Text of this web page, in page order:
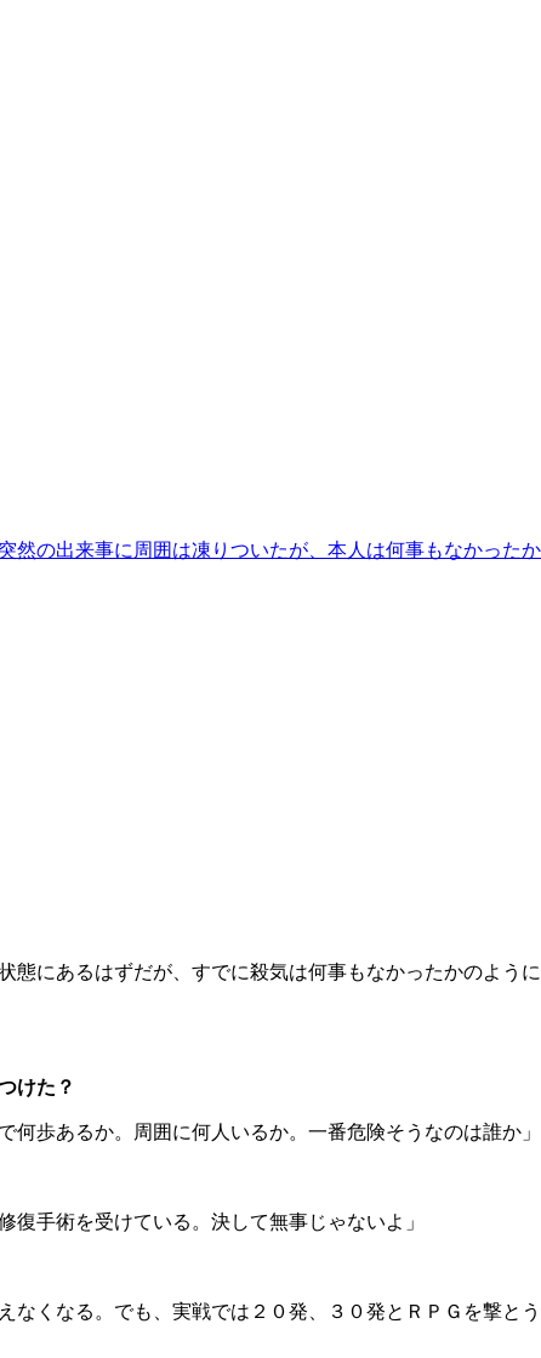
然の出来事に周囲は凍りついたが、本人は何事もなかったか
態にあるはずだが、すでに殺気は何事もなかったかのように
けた？
歩あるか。周囲に何人いるか。一番危険そうなのは誰か」
手術を受けている。決して無事じゃないよ」
なくなる。でも、実戦では２０発、３０発とＲＰＧを撃とう